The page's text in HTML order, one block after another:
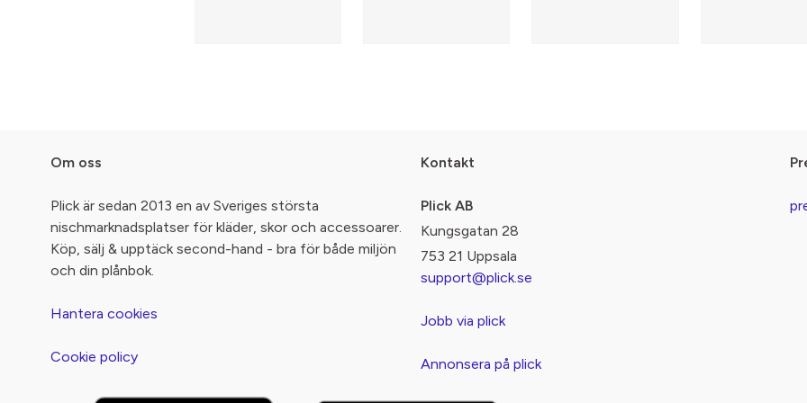
Om oss
Plick är sedan 2013 en av Sveriges största
nischmarknadsplatser för kläder, skor och accessoarer.
Köp, sälj & upptäck second-hand - bra för både miljön
och din plånbok.
Hantera cookies
Cookie policy
Kontakt
Plick AB
Kungsgatan 28
753 21 Uppsala
support@plick.se
Jobb via plick
Annonsera på plick